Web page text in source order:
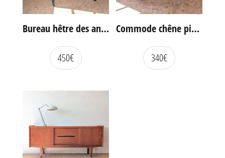
Bureau hêtre des années 60
450€
Commode chêne pieds compas vintage
340€